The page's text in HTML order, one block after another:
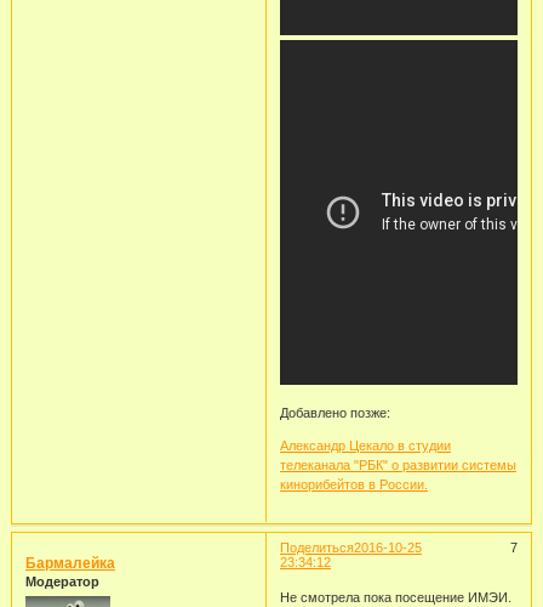
Добавлено позже:
Александр Цекало в студии
телеканала "РБК" о развитии системы
кинорибейтов в России.
Поделиться 7
2016-10-25
23:34:12
Бармалейка
Модератор
Не смотрела пока посещение ИМЭИ.